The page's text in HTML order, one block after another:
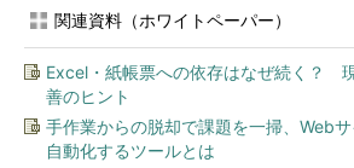
関連資料（ホワイトペーパー）
Excel・紙帳票への依存はなぜ続く？
善のヒント
手作業からの脱却で課題を一掃、Web
自動化するツールとは